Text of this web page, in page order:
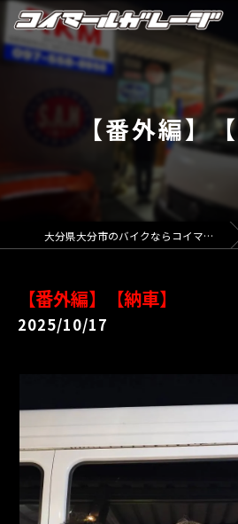
【番外編】
大分県大分市のバイクならコイマールガレージ
【番外編】【納車】
2025/10/17